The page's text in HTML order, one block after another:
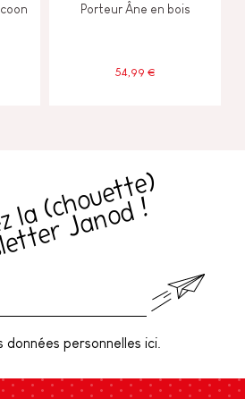
Porteur Âne en bois
54,99 €
données personnelles ici.